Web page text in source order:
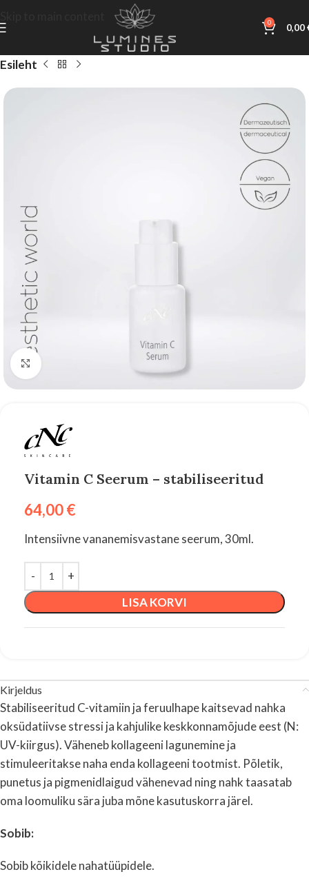
0 0,00
Esileht
Suurenda
Vitamin C Seerum – stabiliseeritud
64,00€
Intensiivne vananemisvastane seerum, 30ml.
LISA KORVI
Kirjeldus
Stabiliseeritud C-vitamiin ja feruulhape kaitsevad nahka
oksüdatiivse stressi ja kahjulike keskkonnamõjude eest (N:
UV-kiirgus). Väheneb kollageeni lagunemine ja
stimuleeritakse naha enda kollageeni tootmist. Põletik,
punetus ja pigmenidlaigud vähenevad ning nahk taasatab
oma loomuliku sära juba mõne kasutuskorra järel.
Sobib:
Sobib kõikidele nahatüüpidele.